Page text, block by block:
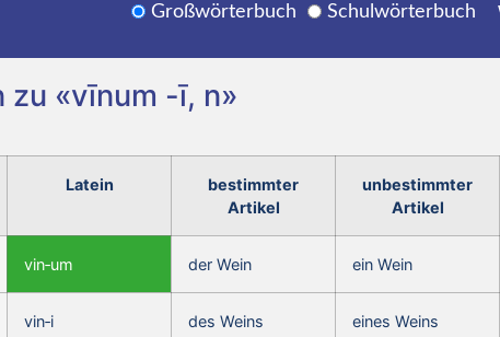
Großwörterbuch Schulwörterbuch
zu «vīnum -ī, n»
Latein
bestimmter
Artikel
unbestimmter
Artikel
vin‑um der Wein ein Wein
vin‑i des Weins eines Weins